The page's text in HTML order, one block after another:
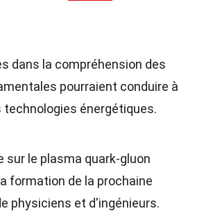
dans la compréhension des
pourraient conduire à
technologies énergétiques.
sur le plasma quark-gluon
formation de la prochaine
physiciens et d'ingénieurs.